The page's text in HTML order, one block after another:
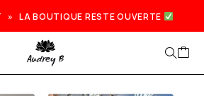
» LA BOUTIQUE RESTE OUVERTE